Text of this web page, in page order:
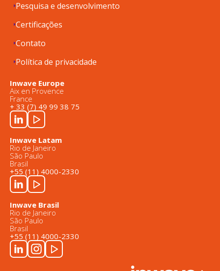
Pesquisa e desenvolvimento
Certificações
Contato
Política de privacidade
Inwave Europe
Aix en Provence
France
+ 33 (7) 49 99 38 75
Inwave Latam
Rio de Janeiro
São Paulo
Brasil
+55 (11) 4000-2330
Inwave Brasil
Rio de Janeiro
São Paulo
Brasil
+55 (11) 4000-2330